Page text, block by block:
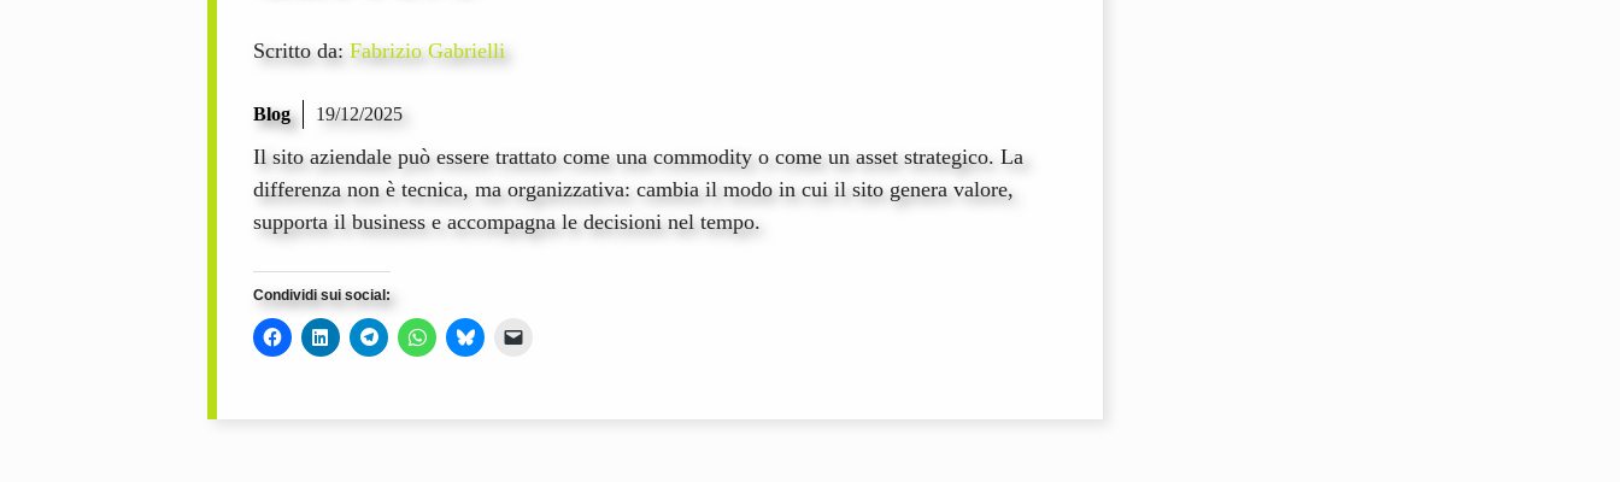
Scritto da: Fabrizio Gabrielli
Blog 19/12/2025
Il sito aziendale può essere trattato come una commodity o come un asset strategico. La
differenza non è tecnica, ma organizzativa: cambia il modo in cui il sito genera valore,
supporta il business e accompagna le decisioni nel tempo.
Condividi sui social: